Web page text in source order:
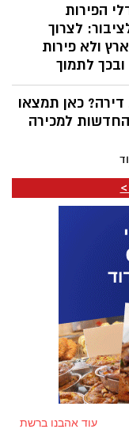
קוגניטיביות. בניגוד
הנגינה דורשת
הראייה, השמיעה,
כגוף המוביל
הפרטית, המרכז את
מגמות הלמידה בקרב
עולה כי שילוב של
הלמידה מאפשר לבני
צרופה עם שמירה על
הפירות
לצרוך
ולא פירות
לתמוך
היושבים
מתמודדים עם
הבצורת והלחימה
קורא ירון בלחסן
רק פירות ארץ
יבשים מיובאים.
כאן תמצאו
למכירה
עוד אהבנו ברשת